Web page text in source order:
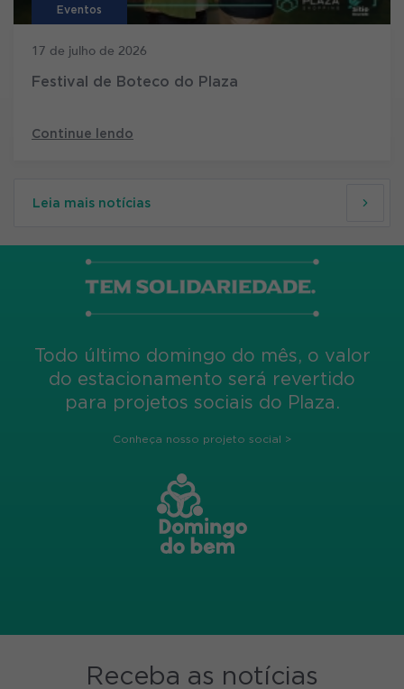
Eventos
17 de julho de 2026
Festival de Boteco do Plaza
Continue lendo
Leia mais notícias
Todo último domingo do mês, o valor
do estacionamento será revertido
para projetos sociais do Plaza.
Conheça nosso projeto social >
Receba as notícias